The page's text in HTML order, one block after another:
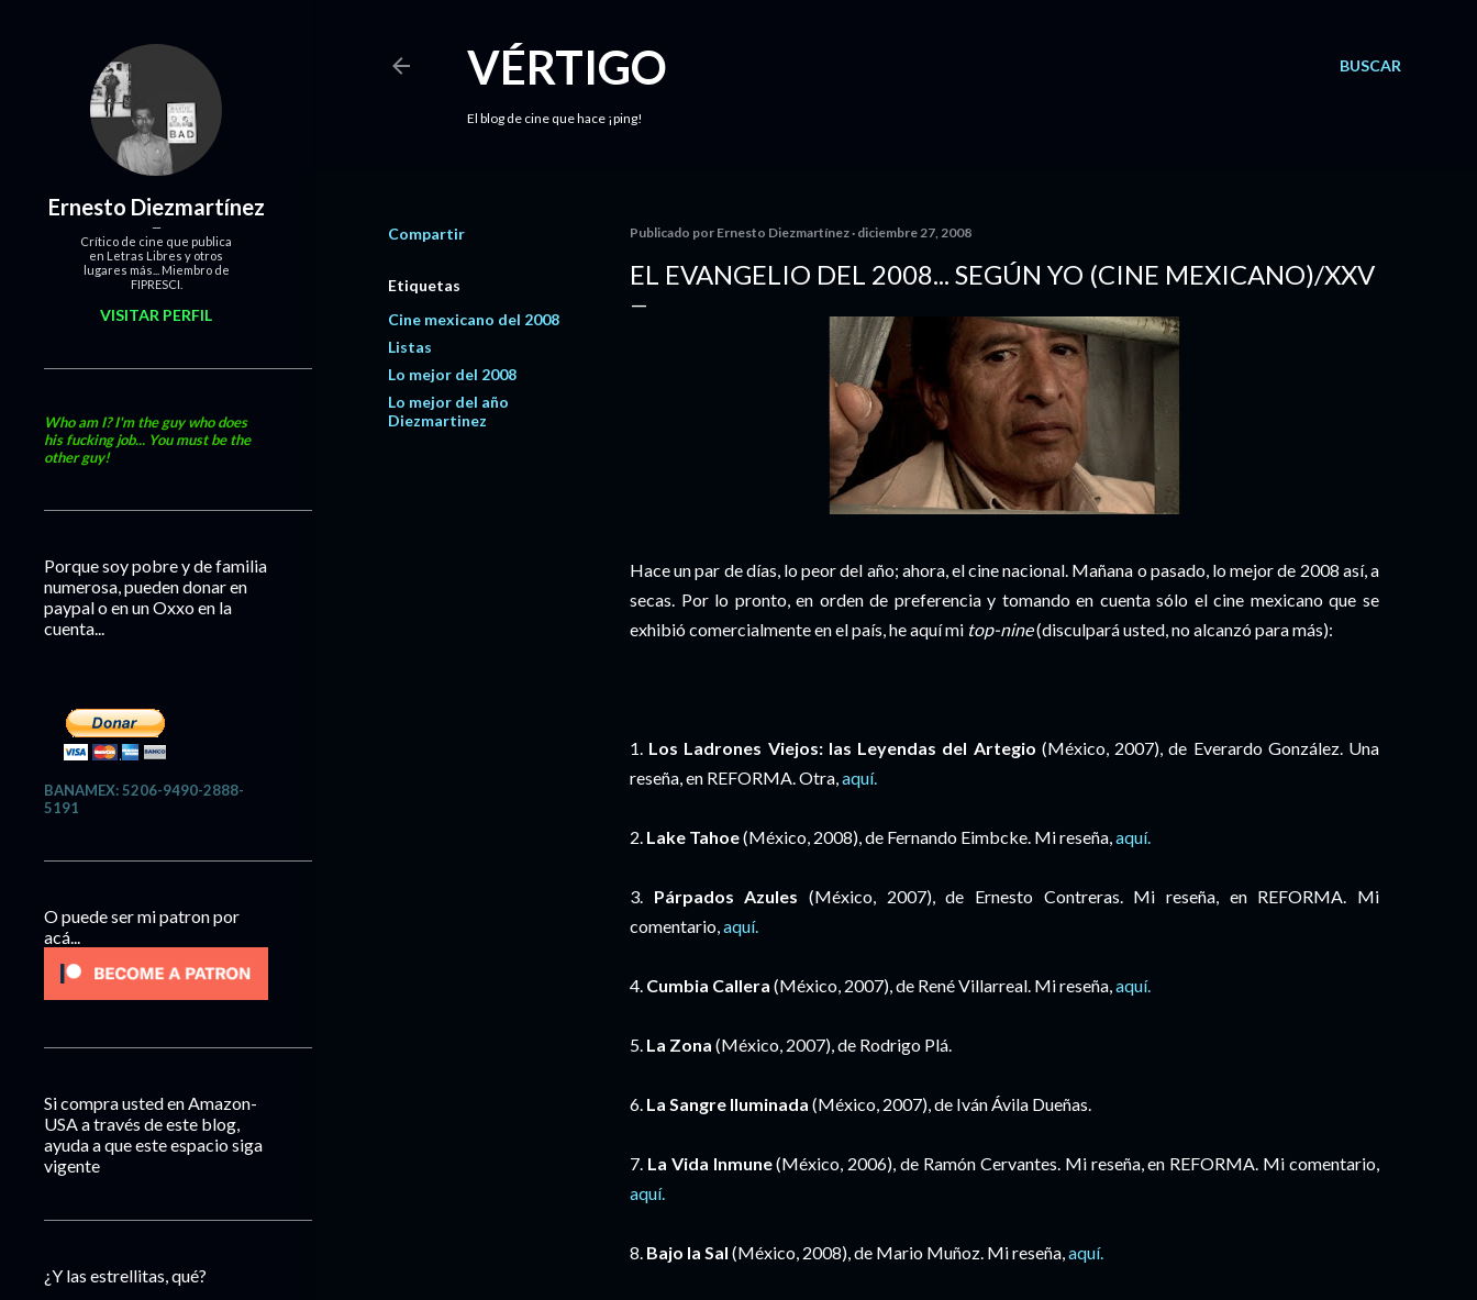
BUSCAR
VÉRTIGO
El blog de cine que hace ¡ping!
Compartir
Etiquetas
Cine mexicano del 2008
Listas
Lo mejor del 2008
Lo mejor del año
Diezmartinez
Publicado por Ernesto Diezmartínez diciembre 27, 2008
EL EVANGELIO DEL 2008... SEGÚN YO (CINE MEXICANO)/XXV
Hace un par de días, lo peor del año; ahora, el cine nacional. Mañana o pasado, lo mejor de 2008 así, a
secas. Por lo pronto, en orden de preferencia y tomando en cuenta sólo el cine mexicano que se
exhibió comercialmente en el país, he aquí mi top-nine(disculpará usted, no alcanzó para más):
1. Los Ladrones Viejos: las Leyendas del Artegio (México, 2007), de Everardo González. Una
reseña, en REFORMA. Otra,aquí.
2. Lake Tahoe(México, 2008), de Fernando Eimbcke. Mi reseña,aquí.
3. Párpados Azules (México, 2007), de Ernesto Contreras. Mi reseña, en REFORMA. Mi
comentario,aquí.
4. Cumbia Callera (México, 2007), de René Villarreal. Mi reseña,aquí.
5. La Zona (México, 2007), de Rodrigo Plá.
6. La Sangre Iluminada (México, 2007), de Iván Ávila Dueñas.
7. La Vida Inmune(México, 2006), de Ramón Cervantes. Mi reseña, en REFORMA. Mi comentario,
aquí.
8. Bajo la Sal (México, 2008), de Mario Muñoz. Mi reseña,aquí.
Ernesto Diezmartínez
Crítico de cine que publica
en Letras Libres y otros
lugares más... Miembro de
FIPRESCI.
VISITAR PERFIL
Who am I? I'm the guy who does
his fucking job... You must be the
other guy!
Porque soy pobre y de familia
numerosa, pueden donar en
paypal o en un Oxxo en la
cuenta...
BANAMEX: 5206-9490-2888-
5191
O puede ser mi patron por
acá...
Si compra usted en Amazon-
USA a través de este blog,
ayuda a que este espacio siga
vigente
¿Y las estrellitas, qué?